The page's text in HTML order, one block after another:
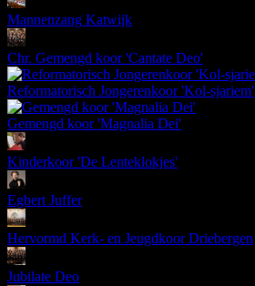
Mannenzang Katwijk
Chr. Gemengd koor 'Cantate Deo'
Reformatorisch Jongerenkoor 'Kol-sjariem'
Gemengd koor 'Magnalia Dei'
Kinderkoor 'De Lenteklokjes'
Egbert Juffer
Hervormd Kerk- en Jeugdkoor Driebergen
Jubilate Deo